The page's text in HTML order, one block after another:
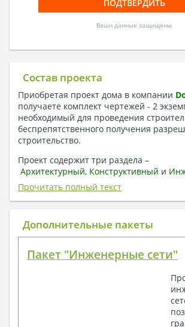
Ваши данные защищены
Состав проекта
Приобретая проект дома в компании
получаете комплект чертежей - 2
необходимый для проведения
беспрепятственного получения
строительство.
Проект содержит три раздела –
Архитектурный, Конструктивный и
отопление, вентиляция, канализация,
электроснабжение (приобретается за
плату) + Пояснительная записка.
1. Архитектурный раздел:
План координационных осей
Поэтажные маркировочные
Разрезы и состав конструкций
Фасады с ведомостью внешних
Прочитать полный текст
Дополнительные пакеты
Пакет "Инженерные сети"